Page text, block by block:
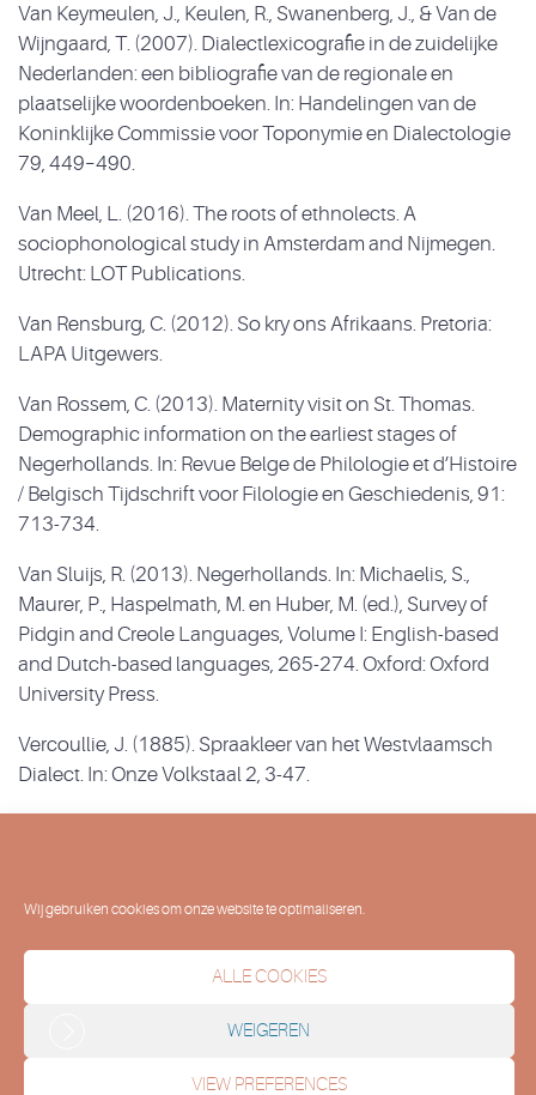
Wij gebruiken cookies om onze website te optimaliseren.
ALLE COOKIES
WEIGEREN
VIEW PREFERENCES
Van Keymeulen, J., Keulen, R., Swanenberg, J., & Van de
Wijngaard, T. (2007). Dialectlexicografie in de zuidelijke
Nederlanden: een bibliografie van de regionale en
plaatselijke woordenboeken. In: Handelingen van de
Koninklijke Commissie voor Toponymie en Dialectologie
79, 449–490.
Van Meel, L. (2016). The roots of ethnolects. A
sociophonological study in Amsterdam and Nijmegen.
Utrecht: LOT Publications.
Van Rensburg, C. (2012). So kry ons Afrikaans. Pretoria:
LAPA Uitgewers.
Van Rossem, C. (2013). Maternity visit on St. Thomas.
Demographic information on the earliest stages of
Negerhollands. In: Revue Belge de Philologie et d’Histoire
/ Belgisch Tijdschrift voor Filologie en Geschiedenis, 91:
713-734.
Van Sluijs, R. (2013). Negerhollands. In: Michaelis, S.,
Maurer, P., Haspelmath, M. en Huber, M. (ed.), Survey of
Pidgin and Creole Languages, Volume I: English-based
and Dutch-based languages, 265-274. Oxford: Oxford
University Press.
Vercoullie, J. (1885). Spraakleer van het Westvlaamsch
Dialect. In: Onze Volkstaal 2, 3-47.
Vos, F. (1980). Van keurslijfjes en keesjes, bosschieters en
begin der Japanse en Koreaanse studiën in Nederland.
Universitaire Pers: Leiden
Sociolinguistics. Oxford: Blackwell